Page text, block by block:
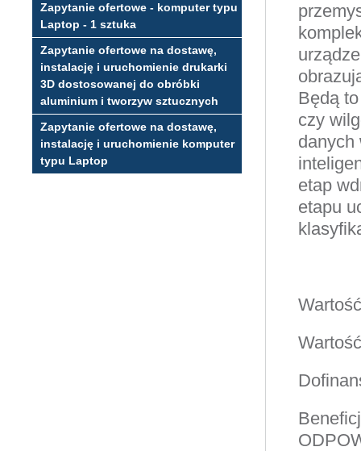
Zapytanie ofertowe - komputer typu
Laptop - 1 sztuka
Zapytanie ofertowe na dostawę,
instalację i uruchomienie drukarki
3D dostosowanej do obróbki
aluminium i tworzyw sztucznych
Zapytanie ofertowe na dostawę,
instalację i uruchomienie komputer
typu Laptop
Będą
czy
danych
etap
etapu